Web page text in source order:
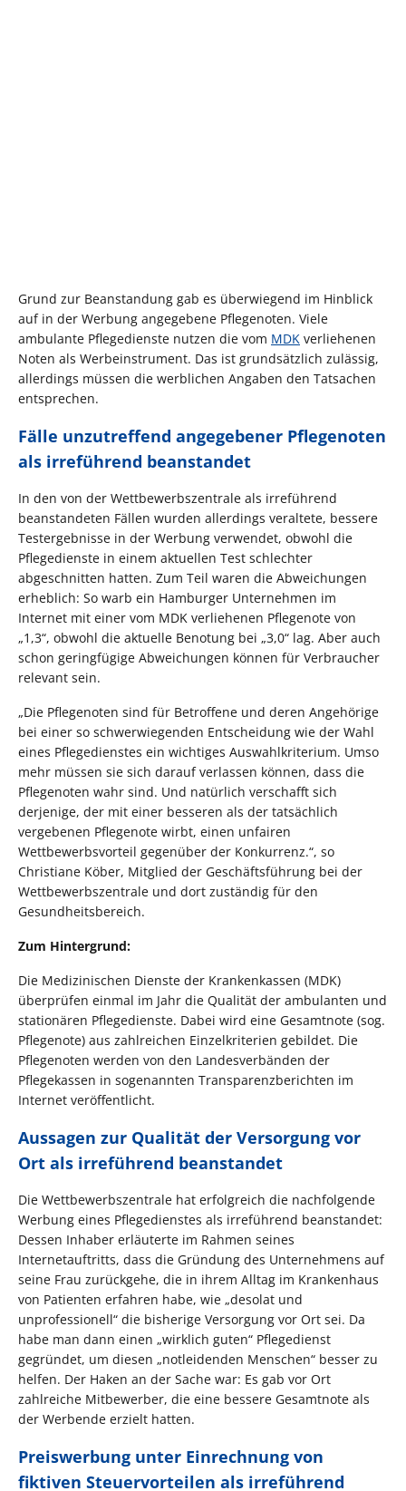
Grund zur Beanstandung gab es überwiegend im Hinblick
auf in der Werbung angegebene Pflegenoten. Viele
ambulante Pflegedienste nutzen die vom MDK verliehenen
Noten als Werbeinstrument. Das ist grundsätzlich zulässig,
allerdings müssen die werblichen Angaben den Tatsachen
entsprechen.
Fälle unzutreffend angegebener Pflegenoten
als irreführend beanstandet
In den von der Wettbewerbszentrale als irreführend
beanstandeten Fällen wurden allerdings veraltete, bessere
Testergebnisse in der Werbung verwendet, obwohl die
Pflegedienste in einem aktuellen Test schlechter
abgeschnitten hatten. Zum Teil waren die Abweichungen
erheblich: So warb ein Hamburger Unternehmen im
Internet mit einer vom MDK verliehenen Pflegenote von
„1,3“, obwohl die aktuelle Benotung bei „3,0“ lag. Aber auch
schon geringfügige Abweichungen können für Verbraucher
relevant sein.
„Die Pflegenoten sind für Betroffene und deren Angehörige
bei einer so schwerwiegenden Entscheidung wie der Wahl
eines Pflegedienstes ein wichtiges Auswahlkriterium. Umso
mehr müssen sie sich darauf verlassen können, dass die
Pflegenoten wahr sind. Und natürlich verschafft sich
derjenige, der mit einer besseren als der tatsächlich
vergebenen Pflegenote wirbt, einen unfairen
Wettbewerbsvorteil gegenüber der Konkurrenz.“, so
Christiane Köber, Mitglied der Geschäftsführung bei der
Wettbewerbszentrale und dort zuständig für den
Gesundheitsbereich.
Zum Hintergrund:
Die Medizinischen Dienste der Krankenkassen (MDK)
überprüfen einmal im Jahr die Qualität der ambulanten und
stationären Pflegedienste. Dabei wird eine Gesamtnote (sog.
Pflegenote) aus zahlreichen Einzelkriterien gebildet. Die
Pflegenoten werden von den Landesverbänden der
Pflegekassen in sogenannten Transparenzberichten im
Internet veröffentlicht.
Aussagen zur Qualität der Versorgung vor
Ort als irreführend beanstandet
Die Wettbewerbszentrale hat erfolgreich die nachfolgende
Werbung eines Pflegedienstes als irreführend beanstandet:
Dessen Inhaber erläuterte im Rahmen seines
Internetauftritts, dass die Gründung des Unternehmens auf
seine Frau zurückgehe, die in ihrem Alltag im Krankenhaus
von Patienten erfahren habe, wie „desolat und
unprofessionell“ die bisherige Versorgung vor Ort sei. Da
habe man dann einen „wirklich guten“ Pflegedienst
gegründet, um diesen „notleidenden Menschen“ besser zu
helfen. Der Haken an der Sache war: Es gab vor Ort
zahlreiche Mitbewerber, die eine bessere Gesamtnote als
der Werbende erzielt hatten.
Preiswerbung unter Einrechnung von
fiktiven Steuervorteilen als irreführend